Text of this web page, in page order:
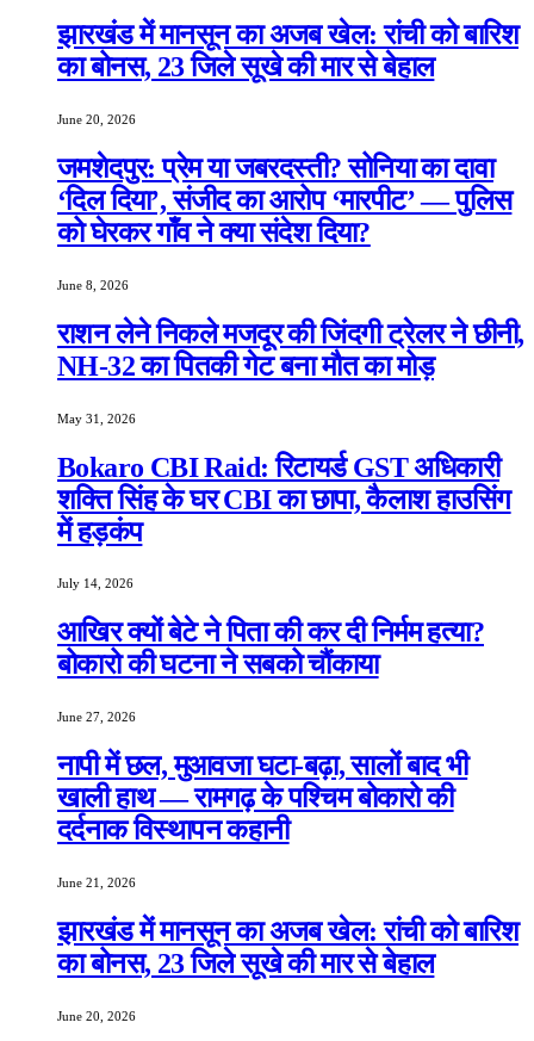
झारखंड में मानसून का अजब खेल: रांची को बारिश
का बोनस, 23 जिले सूखे की मार से बेहाल
June 20, 2026
जमशेदपुर: प्रेम या जबरदस्ती? सोनिया का दावा
‘दिल दिया’, संजीद का आरोप ‘मारपीट’ — पुलिस
को घेरकर गाँव ने क्या संदेश दिया?
June 8, 2026
राशन लेने निकले मजदूर की जिंदगी ट्रेलर ने छीनी,
NH-32 का पितकी गेट बना मौत का मोड़
May 31, 2026
Bokaro CBI Raid: रिटायर्ड GST अधिकारी
शक्ति सिंह के घर CBI का छापा, कैलाश हाउसिंग
में हड़कंप
July 14, 2026
आखिर क्यों बेटे ने पिता की कर दी निर्मम हत्या?
बोकारो की घटना ने सबको चौंकाया
June 27, 2026
नापी में छल, मुआवजा घटा-बढ़ा, सालों बाद भी
खाली हाथ — रामगढ़ के पश्चिम बोकारो की
दर्दनाक विस्थापन कहानी
June 21, 2026
झारखंड में मानसून का अजब खेल: रांची को बारिश
का बोनस, 23 जिले सूखे की मार से बेहाल
June 20, 2026